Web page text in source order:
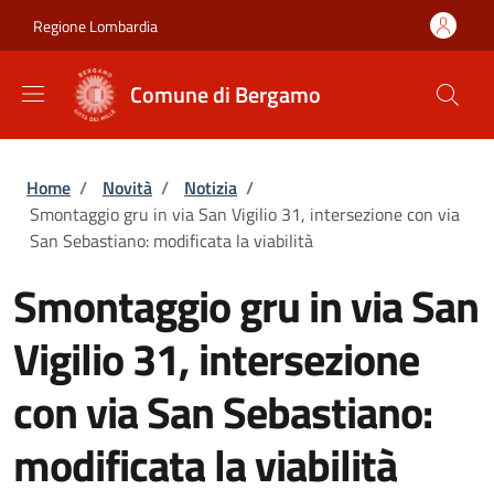
Regione Lombardia
Comune di Bergamo
Briciole di pane
Home / Novità / Notizia /
Smontaggio gru in via San Vigilio 31, intersezione con via
San Sebastiano: modificata la viabilità
Smontaggio gru in via San
Vigilio 31, intersezione
con via San Sebastiano:
modificata la viabilità